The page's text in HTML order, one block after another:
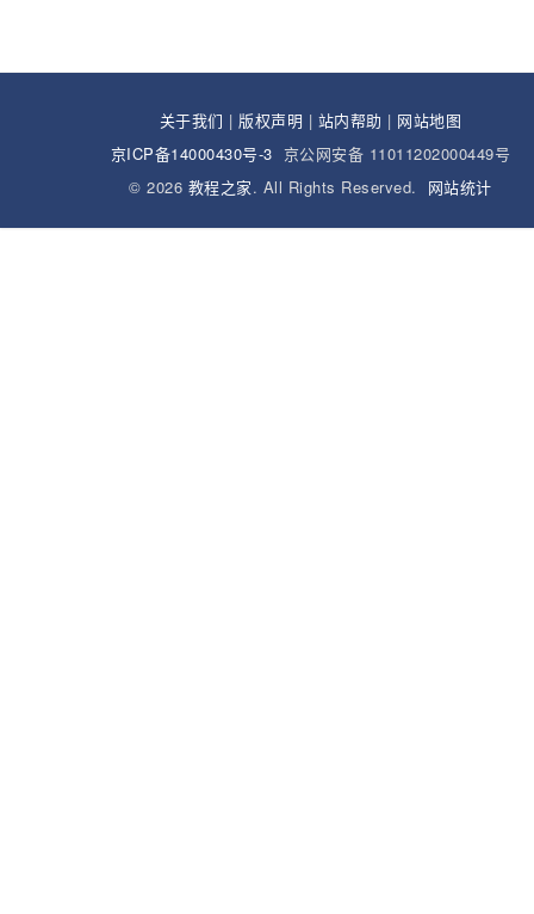
关于我们 | 版权声明 | 站内帮助 | 网站地图
京ICP备14000430号-3 京公网安备 11011202000449号
© 2026 教程之家. All Rights Reserved. 网站统计